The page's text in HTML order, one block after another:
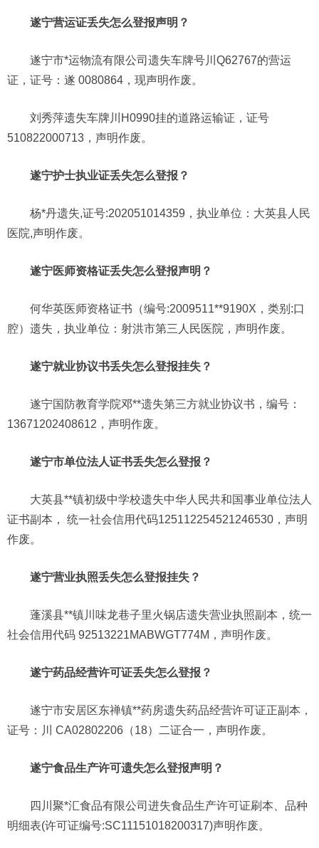
遂宁营运证丢失怎么登报声明？
遂宁市*运物流有限公司遗失车牌号川Q62767的营运
证，证号：遂 0080864，现声明作废。
刘秀萍遗失车牌川H0990挂的道路运输证，证号
510822000713，声明作废。
遂宁护士执业证丢失怎么登报？
杨*丹遗失,证号:202051014359，执业单位：大英县人民
医院,声明作废。
遂宁医师资格证丢失怎么登报声明？
何华英医师资格证书（编号:2009511**9190X，类别:口
腔）遗失，执业单位：射洪市第三人民医院，声明作废。
遂宁就业协议书丢失怎么登报挂失？
遂宁国防教育学院邓**遗失第三方就业协议书，编号：
13671202408612，声明作废。
遂宁市单位法人证书丢失怎么登报？
大英县**镇初级中学校遗失中华人民共和国事业单位法人
证书副本， 统一社会信用代码125112254521246530，声明
作废。
遂宁营业执照丢失怎么登报挂失？
蓬溪县**镇川味龙巷子里火锅店遗失营业执照副本，统一
社会信用代码 92513221MABWGT774M，声明作废。
遂宁药品经营许可证丢失怎么登报？
遂宁市安居区东禅镇**药房遗失药品经营许可证正副本，
证号：川 CA02802206（18）二证合一，声明作废。
遂宁食品生产许可遗失怎么登报声明？
四川聚*汇食品有限公司进失食品生产许可证刷本、品种
明细表(许可证编号:SC11151018200317)声明作废。